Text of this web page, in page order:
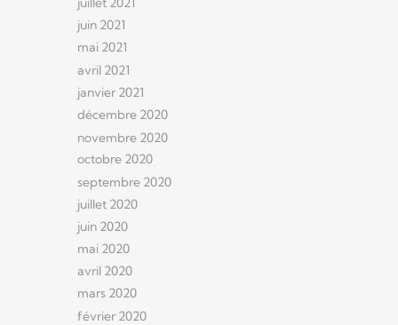
juin 2021
mai 2021
avril 2021
janvier 2021
décembre 2020
novembre 2020
octobre 2020
septembre 2020
juillet 2020
juin 2020
mai 2020
avril 2020
mars 2020
février 2020